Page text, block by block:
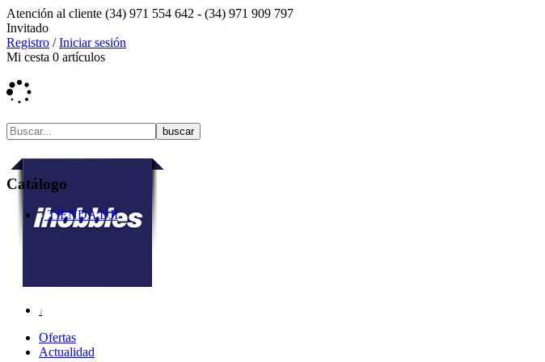
Atención al cliente (34) 971 554 642 - (34) 971 909 797
Invitado
Registro /Iniciar sesión
Mi cesta 0 artículos
Ofertas
Actualidad
Catálogo
TIENDA DJI